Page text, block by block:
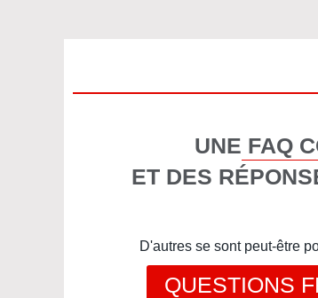
UNE FAQ
ET DES
D'autres se sont peut-être
QUESTIONS